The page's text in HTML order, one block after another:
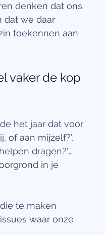
denken dat ons
dat we daar
toekennen aan
vaker de kop
of aan mijzelf?’,
dragen?’…
in je
te maken
waar onze